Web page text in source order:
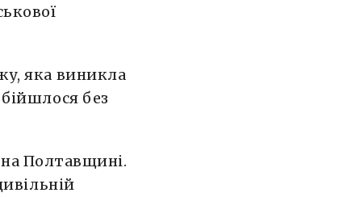
яка виникла
без
на Полтавщині.